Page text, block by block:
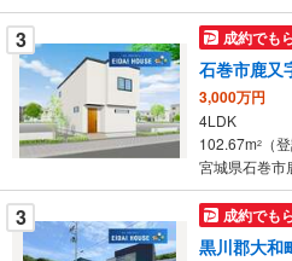
に
保
存
す
る
3 成約でも
石巻市鹿又
3,000万円
4LDK
102.67m2
（
宮城県石巻市
3 成約でも
黒川郡大和